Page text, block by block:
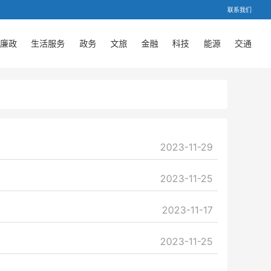
联系我们
廉政 生活服务 政务 文旅 金融 科技 能源 交通
2023-11-29
2023-11-25
2023-11-17
2023-11-25